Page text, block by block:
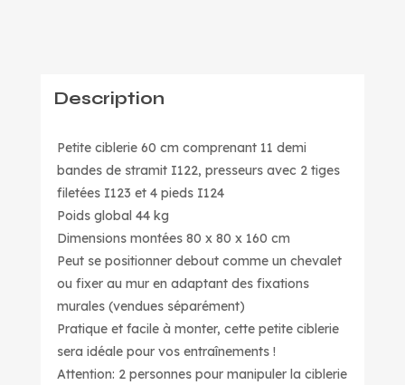
Description
Petite ciblerie 60 cm comprenant 11 demi
bandes de stramit I122, presseurs avec 2 tiges
filetées I123 et 4 pieds I124
Poids global 44 kg
Dimensions montées 80 x 80 x 160 cm
Peut se positionner debout comme un chevalet
ou fixer au mur en adaptant des fixations
murales (vendues séparément)
Pratique et facile à monter, cette petite ciblerie
sera idéale pour vos entraînements !
Attention: 2 personnes pour manipuler la ciblerie